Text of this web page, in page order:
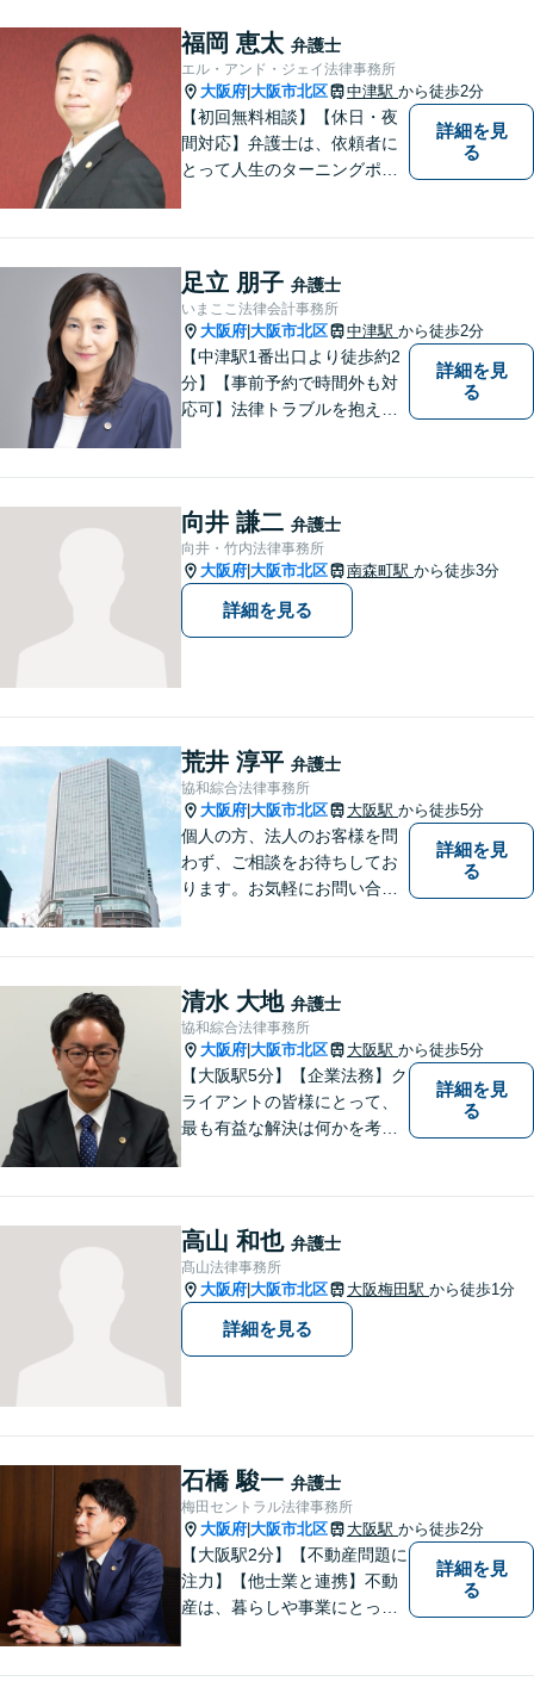
福岡 恵太 弁護士
エル・アンド・ジェイ法律事務所
大阪府 大阪市北区 中津駅 から徒歩2分
【初回無料相談】【休日・夜
間対応】弁護士は、依頼者に
とって人生のターニングポイ
え込むことなくまずはご相談
ください。【完全個室対応】
詳細を見
る
足立 朋子 弁護士
いまここ法律会計事務所
大阪府 大阪市北区 中津駅 から徒歩2分
【中津駅1番出口より徒歩約2
分】【事前予約で時間外も対
応可】法律トラブルを抱える
業務、税務処理等も対応して
おります。 お気軽にご相談く
ださい。
詳細を見
る
向井 謙二 弁護士
向井・竹内法律事務所
大阪府 大阪市北区 南森町駅 から徒歩3分
詳細を見る
荒井 淳平 弁護士
協和綜合法律事務所
大阪府 大阪市北区 大阪駅 から徒歩5分
個人の方、法人のお客様を問
わず、ご相談をお待ちしてお
ります。お気軽にお問い合わ
は他の弁護士宛ての場合は、
対応いたしかねます。
詳細を見
る
清水 大地 弁護士
協和綜合法律事務所
大阪府 大阪市北区 大阪駅 から徒歩5分
【大阪駅5分】【企業法務】ク
ライアントの皆様にとって、
最も有益な解決は何かを考え
からのアドバイスもできるよ
う日々精進してまいります。
詳細を見
る
高山 和也 弁護士
髙山法律事務所
大阪府 大阪市北区 大阪梅田駅 から徒歩1分
詳細を見る
石橋 駿一 弁護士
梅田セントラル法律事務所
大阪府 大阪市北区 大阪駅 から徒歩2分
【大阪駅2分】【不動産問題に
注力】【他士業と連携】不動
産は、暮らしや事業にとって
詳細を見
る